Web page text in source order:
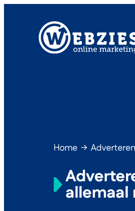
Home →
allemaal